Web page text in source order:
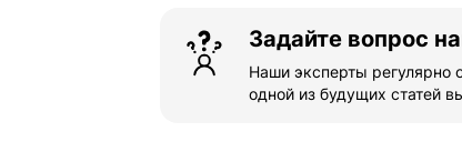
Задайте вопрос
Наши эксперты регулярно
одной из будущих статей